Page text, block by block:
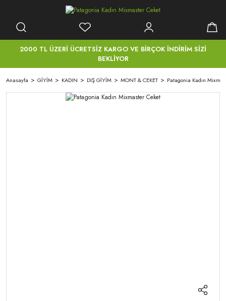
2000 TL ÜZERİ ÜCRETSİZ KARGO VE BİRÇOK İNDİRİM SİZİ
BEKLİYOR
Anasayfa GİYİM KADIN DIŞ GİYİM MONT & CEKET Patagonia Kadın